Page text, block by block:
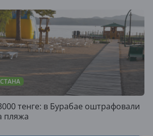
тенге: в Бурабае оштрафовали
пляжа